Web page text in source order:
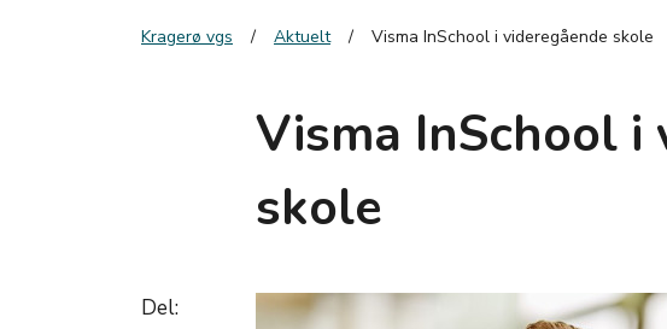
Kragerø vgs Aktuelt Visma InSchool i videregående skole
Visma InSchool i
skole
Del: